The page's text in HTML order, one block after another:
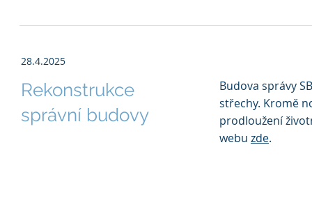
28.4.2025
Rekonstrukce
správní budovy
Budova správy
střechy. Kromě
prodloužení
webu zde.